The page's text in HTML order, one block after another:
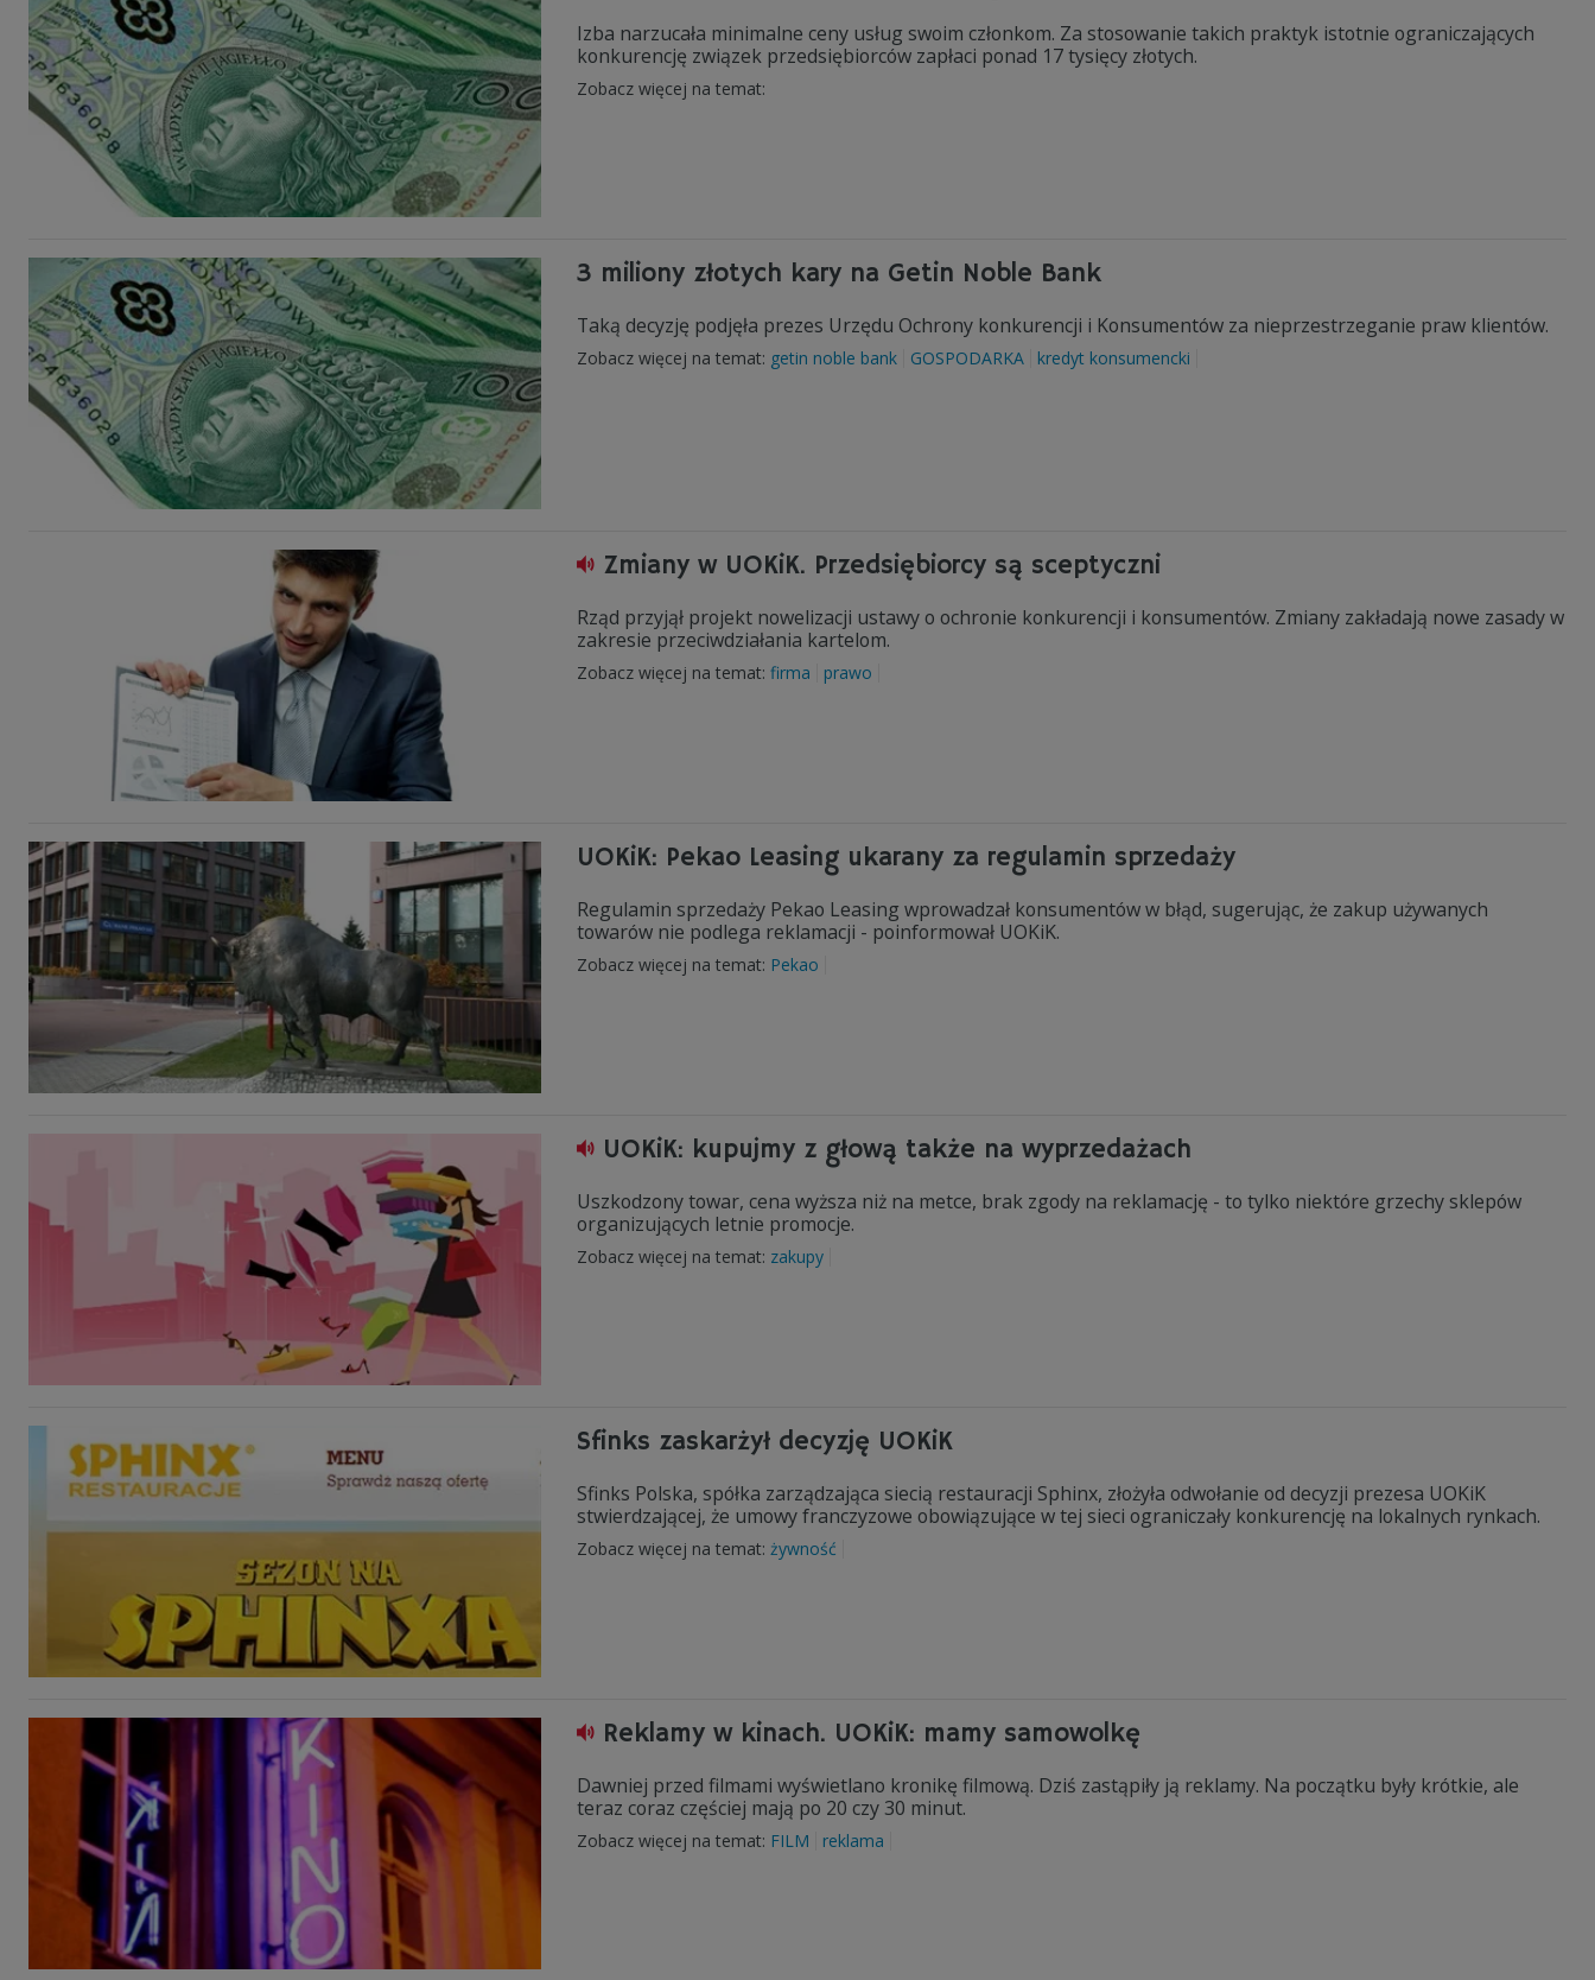
Izba narzucała minimalne ceny usług swoim członkom. Za stosowanie takich praktyk istotnie ograniczających
konkurencję związek przedsiębiorców zapłaci ponad 17 tysięcy złotych.
Zobacz więcej na temat:
3 miliony złotych kary na Getin Noble Bank
Taką decyzję podjęła prezes Urzędu Ochrony konkurencji i Konsumentów za nieprzestrzeganie praw klientów.
Zobacz więcej na temat: getin noble bank GOSPODARKA kredyt konsumencki
Zmiany w UOKiK. Przedsiębiorcy są sceptyczni
Rząd przyjął projekt nowelizacji ustawy o ochronie konkurencji i konsumentów. Zmiany zakładają nowe zasady w
zakresie przeciwdziałania kartelom.
Zobacz więcej na temat: firma prawo
UOKiK: Pekao Leasing ukarany za regulamin sprzedaży
Regulamin sprzedaży Pekao Leasing wprowadzał konsumentów w błąd, sugerując, że zakup używanych
towarów nie podlega reklamacji - poinformował UOKiK.
Zobacz więcej na temat: Pekao
UOKiK: kupujmy z głową także na wyprzedażach
Uszkodzony towar, cena wyższa niż na metce, brak zgody na reklamację - to tylko niektóre grzechy sklepów
organizujących letnie promocje.
Zobacz więcej na temat: zakupy
Sfinks zaskarżył decyzję UOKiK
Sfinks Polska, spółka zarządzająca siecią restauracji Sphinx, złożyła odwołanie od decyzji prezesa UOKiK
stwierdzającej, że umowy franczyzowe obowiązujące w tej sieci ograniczały konkurencję na lokalnych rynkach.
Zobacz więcej na temat: żywność
Reklamy w kinach. UOKiK: mamy samowolkę
Dawniej przed filmami wyświetlano kronikę filmową. Dziś zastąpiły ją reklamy. Na początku były krótkie, ale
teraz coraz częściej mają po 20 czy 30 minut.
Zobacz więcej na temat: FILM reklama